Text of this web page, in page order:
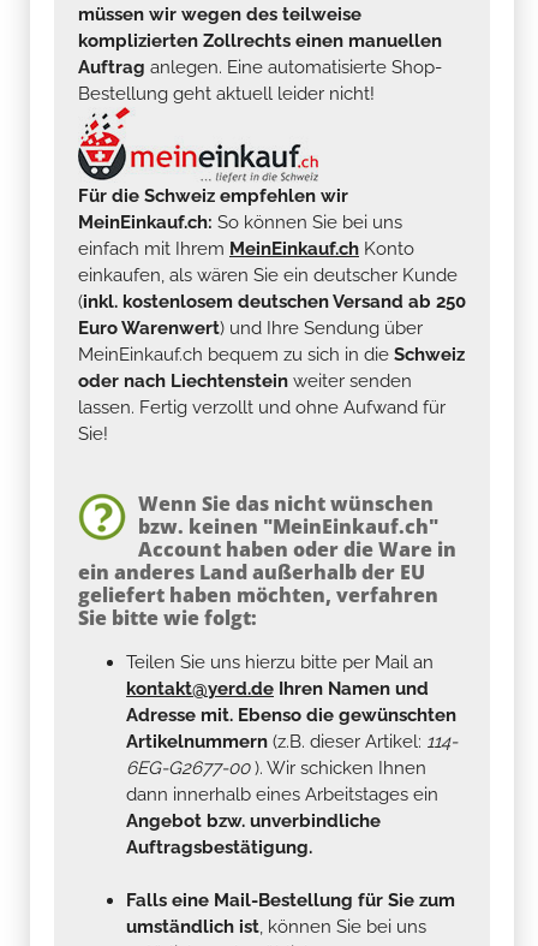
müssen wir wegen des teilweise
komplizierten Zollrechts einen manuellen
Auftrag anlegen. Eine automatisierte Shop-
Bestellung geht aktuell leider nicht!
Für die Schweiz empfehlen wir
MeinEinkauf.ch: So können Sie bei uns
einfach mit Ihrem MeinEinkauf.ch Konto
einkaufen, als wären Sie ein deutscher Kunde
(inkl. kostenlosem deutschen Versand ab 250
Euro Warenwert) und Ihre Sendung über
MeinEinkauf.ch bequem zu sich in die Schweiz
oder nach Liechtenstein weiter senden
lassen. Fertig verzollt und ohne Aufwand für
Sie!
Wenn Sie das nicht wünschen
bzw. keinen "MeinEinkauf.ch"
Account haben oder die Ware in
ein anderes Land außerhalb der EU
geliefert haben möchten, verfahren
Sie bitte wie folgt:
Teilen Sie uns hierzu bitte per Mail an
kontakt@yerd.de Ihren Namen und
Adresse mit. Ebenso die gewünschten
Artikelnummern (z.B. dieser Artikel: 114-
6EG-G2677-00). Wir schicken Ihnen
dann innerhalb eines Arbeitstages ein
Angebot bzw. unverbindliche
Auftragsbestätigung.
Falls eine Mail-Bestellung für Sie zum
umständlich ist, können Sie bei uns